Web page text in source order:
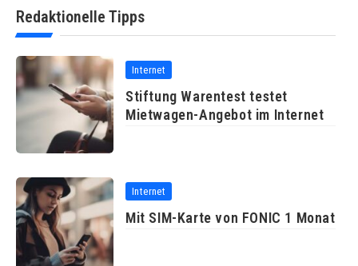
Redaktionelle Tipps
Internet
Stiftung Warentest testet
Mietwagen-Angebot im Internet
Internet
Mit SIM-Karte von FONIC 1 Monat